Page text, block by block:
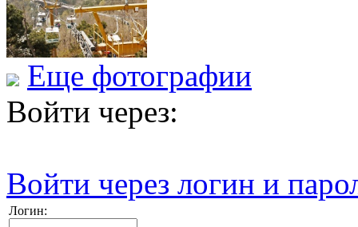
Еще фотографии
Войти через:
Войти через логин и
Логин: